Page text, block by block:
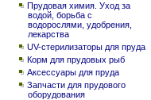
Прудовая химия. Уход за
водой, борьба с
водорослями, удобрения,
лекарства
UV-стерилизаторы для пруда
Корм для прудовых рыб
Аксессуары для пруда
Запчасти для прудового
оборудования